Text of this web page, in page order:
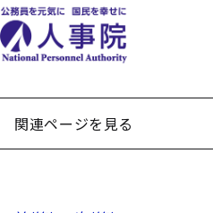
関連ページを見る